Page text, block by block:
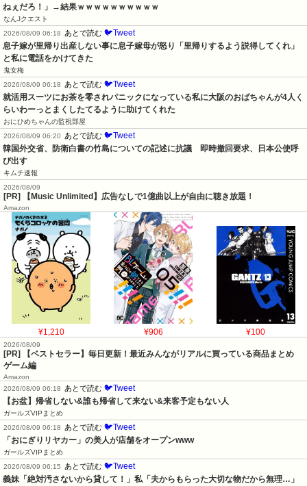
ねぇだろ！」→結果ｗｗｗｗｗｗｗｗｗｗ
なんJクエスト
2026/08/09 06:18
あとで読む 🐦Tweet
息子嫁が里帰り出産しない事に息子嫁母が怒り「里帰りするよう説得してくれ」
と私に電話をかけてきた
鬼女梅
2026/08/09 06:18
あとで読む 🐦Tweet
就活用スーツにお茶を零されパニックになっている私に大阪のおばちゃんが4人く
らいわーっとまくしたてるように助けてくれた
おにひめちゃんの監視部屋
2026/08/09 06:20
あとで読む 🐦Tweet
韓国外交省、防衛白書の竹島についての記述に抗議　即時撤回要求、日本公使呼
び出す
キムチ速報
2026/08/09
[PR] 【Music Unlimited】広告なしで1億曲以上が自由に聴き放題！
Amazon
¥1,210 ¥906 ¥100
2026/08/09
[PR] 【ベストセラー】毎日更新！最近みんながリアルに買っている商品まとめ
ゲーム編
Amazon
2026/08/09 06:18
あとで読む 🐦Tweet
【お盆】帰省しない&誰も帰省して来ない&来客予定もない人
ガールズVIPまとめ
2026/08/09 06:18
あとで読む 🐦Tweet
「おにぎりリヤカー」の美人が店舗をオープンwww
ガールズVIPまとめ
2026/08/09 06:15
あとで読む 🐦Tweet
義妹「絶対汚さないから貸して！」私「夫からもらった大切な物だから無理…」